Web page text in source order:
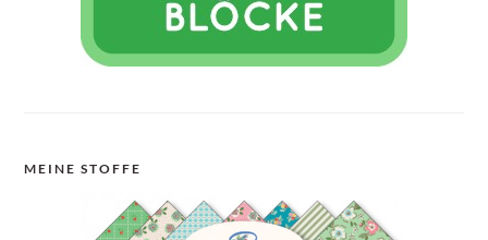
MEINE STOFFE